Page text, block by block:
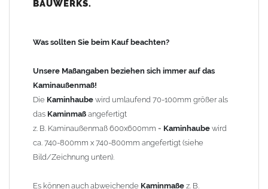
100mm
120mm
140mm
Andere Bohrmaße sind auf Anfrage möglich (Aufpreis
Sonderbohrung 55,99 EUR).
Befestigung/Stützen
Kaminhaubewird inkl. EdelstahlBefestigungsmaterial
geliefert. Die Standardflachstützen sind aus
BAUWERKS.
Was sollten Sie beim Kauf beachten?
Unsere Maßangaben beziehen sich immer auf das
Kaminaußenmaß!
Die Kaminhaube wird umlaufend 70-100mm größer als
das Kaminmaß angefertigt
z. B. Kaminaußenmaß 600x600mm = Kaminhaube wird
ca. 740-800mm x 740-800mm angefertigt (siehe
Bild/Zeichnung unten).
Es können auch abweichende Kaminmaße z. B.